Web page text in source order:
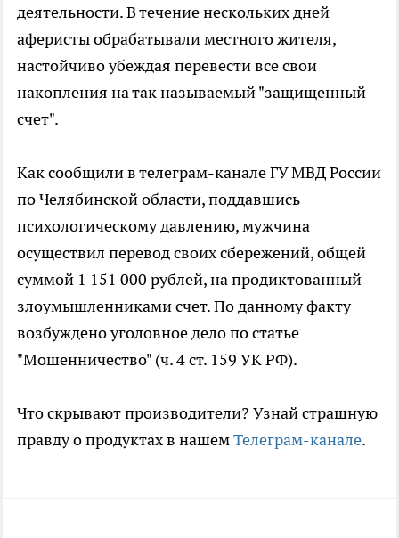
деятельности. В течение нескольких дней
аферисты обрабатывали местного жителя,
настойчиво убеждая перевести все свои
накопления на так называемый "защищенный
счет".
Как сообщили в телеграм-канале ГУ МВД России
по Челябинской области, поддавшись
психологическому давлению, мужчина
осуществил перевод своих сбережений, общей
суммой 1 151 000 рублей, на продиктованный
злоумышленниками счет. По данному факту
возбуждено уголовное дело по статье
"Мошенничество" (ч. 4 ст. 159 УК РФ).
Что скрывают производители? Узнай страшную
правду о продуктах в нашемТелеграм-канале.